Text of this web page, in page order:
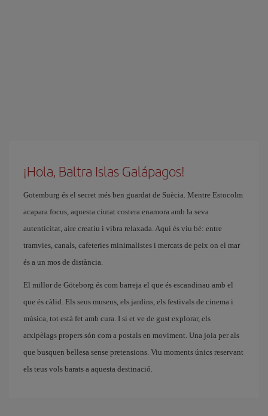
¡Hola, Baltra Islas Galápagos!
Gotemburg és el secret més ben guardat de Suècia. Mentre Estocolm
acapara focus, aquesta ciutat costera enamora amb la seva
autenticitat, aire creatiu i vibra relaxada. Aquí és viu bé: entre
tramvies, canals, cafeteries minimalistes i mercats de peix on el mar
és a un mos de distància.
El millor de Göteborg és com barreja el que és escandinau amb el
que és càlid. Els seus museus, els jardins, els festivals de cinema i
música, tot està fet amb cura. I si et ve de gust explorar, els
arxipèlags propers són com a postals en moviment. Una joia per als
que busquen bellesa sense pretensions. Viu moments únics reservant
els teus vols barats a aquesta destinació.